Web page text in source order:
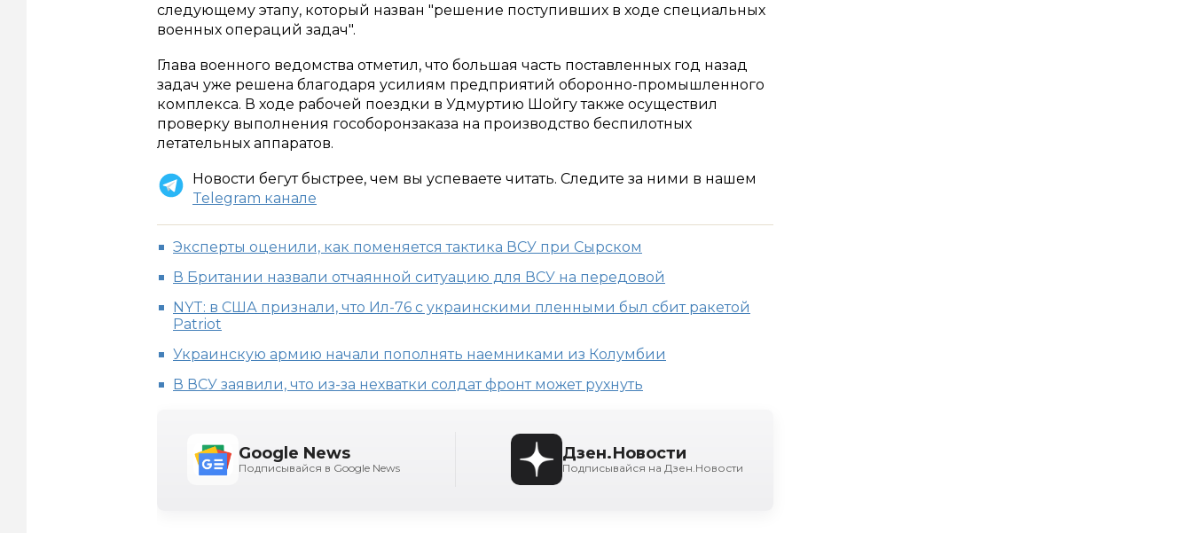
следующему этапу, который назван "решение поступивших в ходе специальных
военных операций задач".
Глава военного ведомства отметил, что большая часть поставленных год назад
задач уже решена благодаря усилиям предприятий оборонно-промышленного
комплекса. В ходе рабочей поездки в Удмуртию Шойгу также осуществил
проверку выполнения гособоронзаказа на производство беспилотных
летательных аппаратов.
Новости бегут быстрее, чем вы успеваете читать. Следите за ними в нашем
Telegram канале
Эксперты оценили, как поменяется тактика ВСУ при Сырском
В Британии назвали отчаянной ситуацию для ВСУ на передовой
NYT: в США признали, что Ил-76 с украинскими пленными был сбит ракетой
Patriot
Украинскую армию начали пополнять наемниками из Колумбии
В ВСУ заявили, что из-за нехватки солдат фронт может рухнуть
Google News
Подписывайся в Google News
Дзен.Новости
Подписывайся на Дзен.Новости